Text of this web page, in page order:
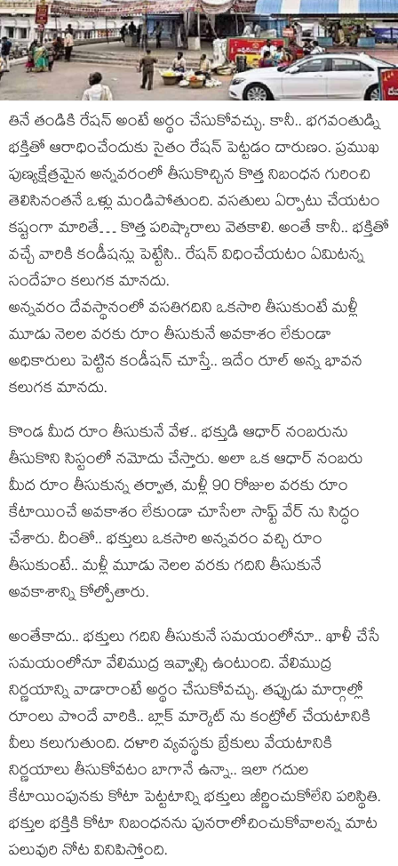
తినే తండికి రేషన్ అంటే అర్థం చేసుకోవచ్చు. కానీ.. భగవంతుడ్ని
భక్తితో ఆరాధించేందుకు సైతం రేషన్ పెట్టడం దారుణం. ప్రముఖ
పుణ్యక్షేత్రమైన అన్నవరంలో తీసుకొచ్చిన కొత్త నిబంధన గురించి
తెలిసినంతనే ఒళ్లు మండిపోతుంది. వసతులు ఏర్పాటు చేయటం
కష్టంగా మారితే… కొత్త పరిష్కారాలు వెతకాలి. అంతే కానీ.. భక్తితో
వచ్చే వారికి కండీషన్లు పెట్టేసి.. రేషన్ విధించేయటం ఏమిటన్న
సందేహం కలుగక మానదు.
అన్నవరం దేవస్థానంలో వసతిగదిని ఒకసారి తీసుకుంటే మళ్లీ
మూడు నెలల వరకు రూం తీసుకునే అవకాశం లేకుండా
అధికారులు పెట్టిన కండీషన్ చూస్తే.. ఇదేం రూల్ అన్న భావన
కలుగక మానదు.
కొండ మీద రూం తీసుకునే వేళ.. భక్తుడి ఆధార్ నంబరును
తీసుకొని సిస్టంలో నమోదు చేస్తారు. అలా ఒక ఆధార్ నంబరు
మీద రూం తీసుకున్న తర్వాత, మళ్లీ 90 రోజుల వరకు రూం
కేటాయించే అవకాశం లేకుండా చూసేలా సాఫ్ట్ వేర్ ను సిద్ధం
చేశారు. దీంతో.. భక్తులు ఒకసారి అన్నవరం వచ్చి రూం
తీసుకుంటే.. మళ్లీ మూడు నెలల వరకు గదిని తీసుకునే
అవకాశాన్ని కోల్పోతారు.
అంతేకాదు.. భక్తులు గదిని తీసుకునే సమయంలోనూ.. ఖాళీ చేసే
సమయంలోనూ వేలిముద్ర ఇవ్వాల్సి ఉంటుంది. వేలిముద్ర
నిర్ణయాన్ని వాడారాంటే అర్థం చేసుకోవచ్చు. తప్పుడు మార్గాల్లో
రూంలు పొందే వారికి.. బ్లాక్ మార్కెట్ ను కంట్రోల్ చేయటానికి
వీలు కలుగుతుంది. దళారి వ్యవస్థకు బ్రేకులు వేయటానికి
నిర్ణయాలు తీసుకోవటం బాగానే ఉన్నా.. ఇలా గదుల
కేటాయింపునకు కోటా పెట్టటాన్ని భక్తులు జీర్ణించుకోలేని పరిస్థితి.
భక్తుల భక్తికి కోటా నిబంధనను పునరాలోచించుకోవాలన్న మాట
పలువురి నోట వినిపిస్తోంది.